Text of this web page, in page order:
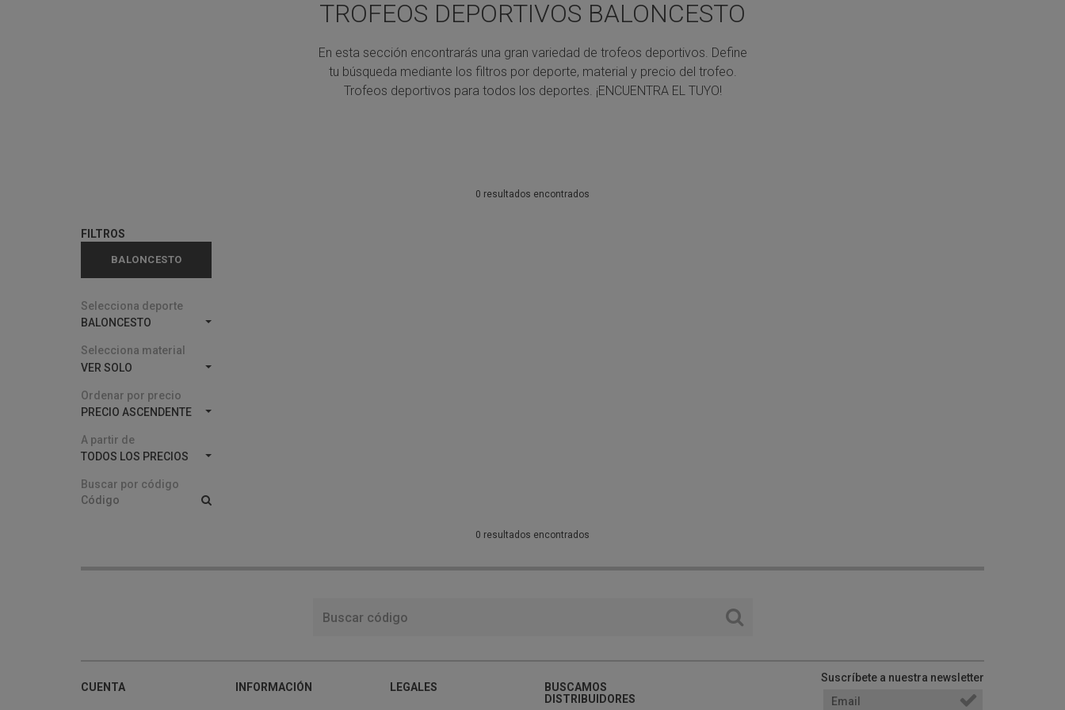
TROFEOS DEPORTIVOS BALONCESTO
En esta sección encontrarás una gran variedad de trofeos deportivos. Define
tu búsqueda mediante los filtros por deporte, material y precio del trofeo.
Trofeos deportivos para todos los deportes. ¡ENCUENTRA EL TUYO!
0 resultados encontrados
FILTROS
BALONCESTO
Selecciona deporte
BALONCESTO
Selecciona material
VER SOLO
Ordenar por precio
PRECIO ASCENDENTE
A partir de
TODOS LOS PRECIOS
Buscar por código
0 resultados encontrados
CUENTA INFORMACIÓN LEGALES
BUSCAMOS
DISTRIBUIDORES
Suscríbete a nuestra newsletter